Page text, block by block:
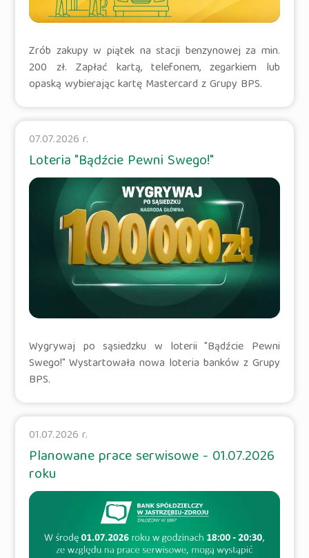
Zrób zakupy w piątek na stacji benzynowej za min.
200 zł. Zapłać kartą, telefonem, zegarkiem lub
opaską wybierając kartę Mastercard z Grupy BPS.
07.07.2026 r.
Loteria "Bądźcie Pewni Swego!"
Wygrywaj po sąsiedzku w loterii "Bądźcie Pewni
Swego!" Wystartowała nowa loteria banków z Grupy
BPS.
01.07.2026 r.
Planowane prace serwisowe - 01.07.2026
roku